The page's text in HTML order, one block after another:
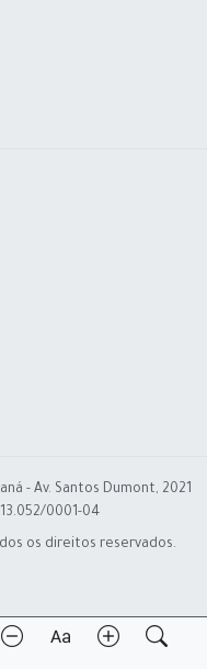
- Av. Santos Dumont, 2021
0001-04
os direitos reservados.